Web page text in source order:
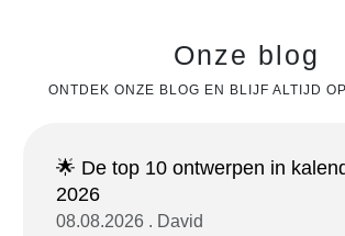
Onze blog
ONTDEK ONZE BLOG EN BLIJF ALTIJD
🌟 De top 10 ontwerpen in
2026
08.08.2026 . David